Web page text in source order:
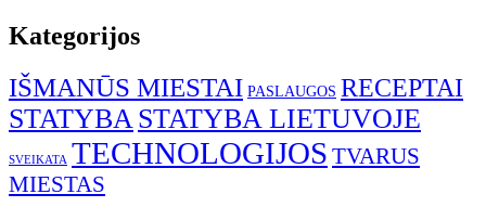
Kategorijos
IŠMANŪS MIESTAI PASLAUGOS RECEPTAI
STATYBASTATYBA LIETUVOJE
SVEIKATA TECHNOLOGIJOS TVARUS
MIESTAS